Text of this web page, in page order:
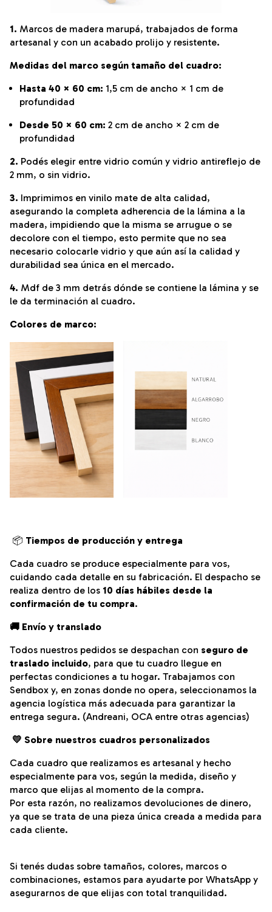
1. Marcos de madera marupá, trabajados de forma
artesanal y con un acabado prolijo y resistente.
Medidas del marco según tamaño del cuadro:
Hasta 40 × 60 cm: 1,5 cm de ancho × 1 cm de
profundidad
Desde 50 × 60 cm: 2 cm de ancho × 2 cm de
profundidad
2. Podés elegir entre vidrio común y vidrio antireflejo de
2 mm, o sin vidrio.
3. Imprimimos en vinilo mate de alta calidad,
asegurando la completa adherencia de la lámina a la
madera, impidiendo que la misma se arrugue o se
decolore con el tiempo, esto permite que no sea
necesario colocarle vidrio y que aún así la calidad y
durabilidad sea única en el mercado.
4. Mdf de 3 mm detrás dónde se contiene la lámina y se
le da terminación al cuadro.
Colores de marco:
📦 Tiempos de producción y entrega
Cada cuadro se produce especialmente para vos,
cuidando cada detalle en su fabricación. El despacho se
realiza dentro de los 10 días hábiles desde la
confirmación de tu compra.
🚚 Envío y translado
Todos nuestros pedidos se despachan con seguro de
traslado incluido, para que tu cuadro llegue en
perfectas condiciones a tu hogar. Trabajamos con
Sendbox y, en zonas donde no opera, seleccionamos la
agencia logística más adecuada para garantizar la
entrega segura. (Andreani, OCA entre otras agencias)
💛 Sobre nuestros cuadros personalizados
Cada cuadro que realizamos es artesanal y hecho
especialmente para vos, según la medida, diseño y
marco que elijas al momento de la compra.
Por esta razón, no realizamos devoluciones de dinero,
ya que se trata de una pieza única creada a medida para
cada cliente.
Si tenés dudas sobre tamaños, colores, marcos o
combinaciones, estamos para ayudarte por WhatsApp y
asegurarnos de que elijas con total tranquilidad.